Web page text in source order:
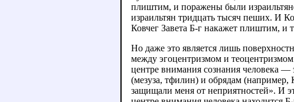
плиштим, и поражены были
израильтян тридцать тысяч пеших. И
Ковчег Завета Б-г накажет плиштим, и
Но даже это является лишь
между эгоцентризмом и
центре внимания сознания человека
(мезуза, тфилин) и обрядам
защищали меня от неприятностей». И